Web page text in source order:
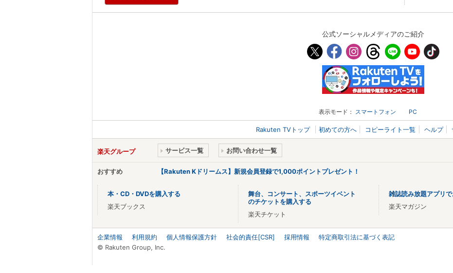
公式ソーシャルメディアのご紹介
表示モード： スマートフォン PC
Rakuten TVトップ 初めての方へ コピーライト一覧 ヘルプ
楽天グループ サービス一覧 お問い合わせ一覧
おすすめ 【Rakuten Kドリームス】新規会員登録で1,000ポイントプレゼント！
本・CD・DVDを購入する
楽天ブックス
舞台、コンサート、スポーツイベント
のチケットを購入する
楽天チケット
雑誌読み放題アプリ
楽天マガジン
企業情報 利用規約 個人情報保護方針 社会的責任[CSR] 採用情報
特定商取引法に基づく表記
© Rakuten Group, Inc.